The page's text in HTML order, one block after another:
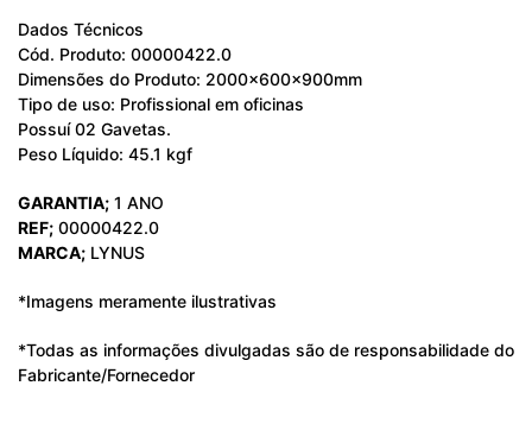
Dados Técnicos
Cód. Produto: 00000422.0
Dimensões do Produto: 2000x600x900mm
Tipo de uso: Profissional em oficinas
Possuí 02 Gavetas.
Peso Líquido: 45.1 kgf
GARANTIA; 1 ANO
REF; 00000422.0
MARCA; LYNUS
*Imagens meramente ilustrativas
*Todas as informações divulgadas são de responsabilidade do
Fabricante/Fornecedor